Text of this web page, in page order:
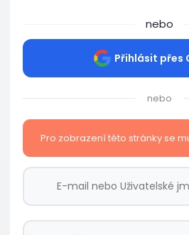
nebo
Přihlásit přes
nebo
Pro zobrazení této stránky se